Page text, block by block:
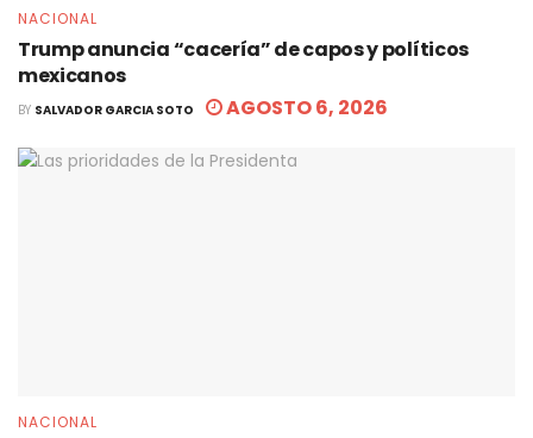
NACIONAL
Trump anuncia “cacería” de capos y políticos
mexicanos
BY SALVADOR GARCIA SOTO AGOSTO 6, 2026
NACIONAL